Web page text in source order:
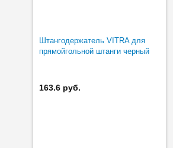
Штангодержатель VITRA для
прямойгольной штанги черный
163.6 руб.